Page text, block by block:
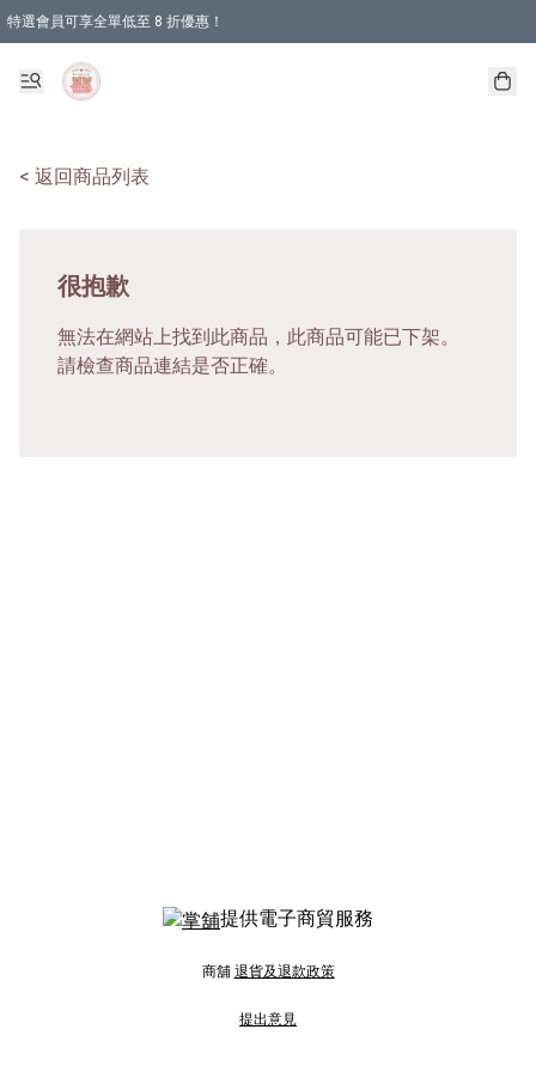
特選會員可享全單低至 8 折優惠！
< 返回商品列表
很抱歉
無法在網站上找到此商品，此商品可能已下架。
請檢查商品連結是否正確。
提供電子商貿服務
商舖 退貨及退款政策
提出意見